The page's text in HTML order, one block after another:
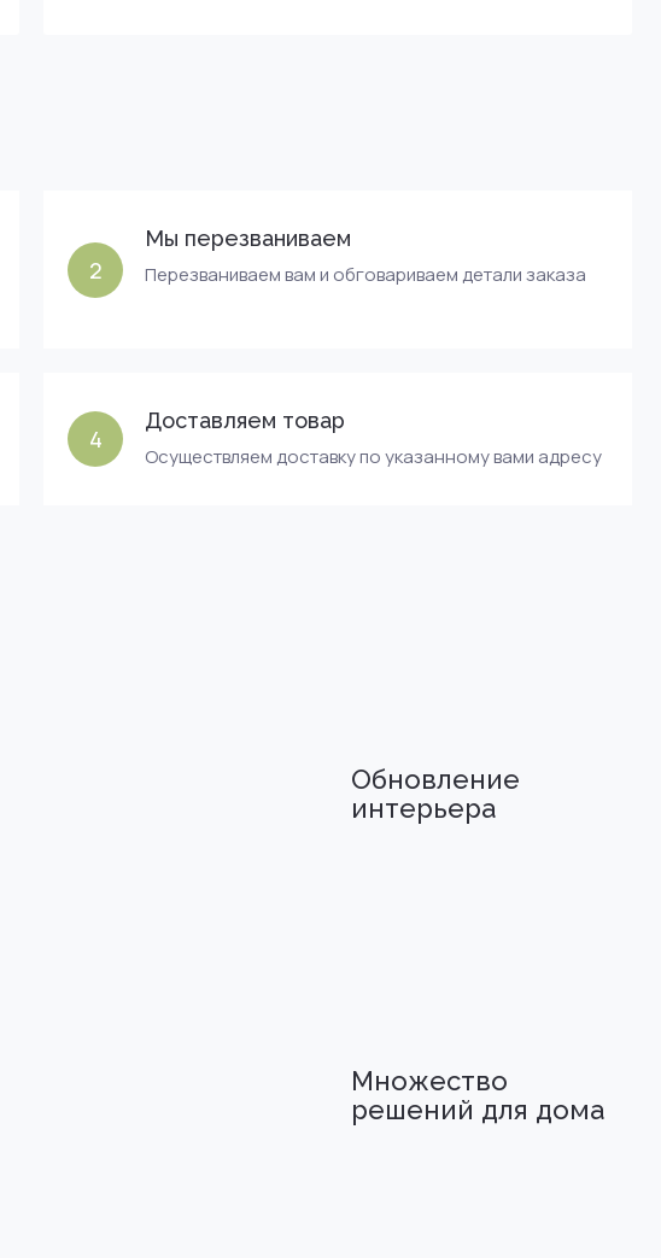
2
Мы перезваниваем
Перезваниваем вам и обговариваем детали заказа
4
Доставляем товар
Осуществляем доставку по указанному вами адресу
Обновление
интерьера
Множество
решений для дома